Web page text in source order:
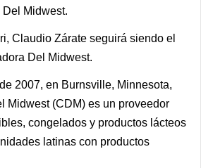
Midwest.
Claudio Zárate seguirá siendo el
Del Midwest.
2007, en Burnsville, Minnesota,
Midwest (CDM) es un proveedor
congelados y productos lácteos
latinas con productos